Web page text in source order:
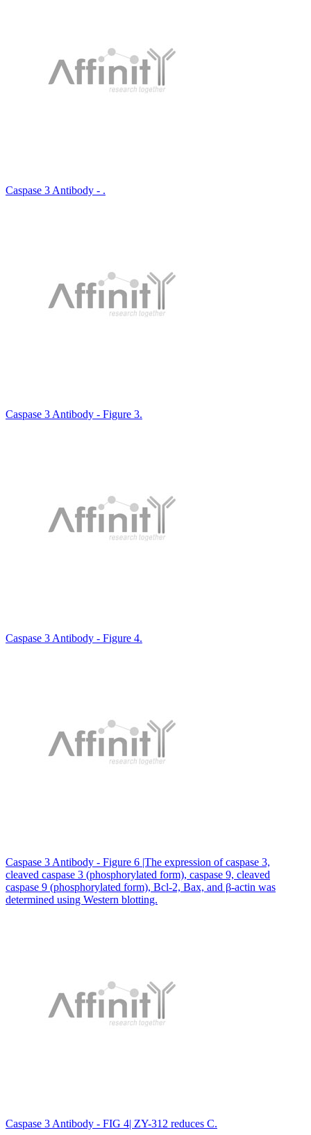
Caspase 3 Antibody - .
Caspase 3 Antibody - Figure 3.
Caspase 3 Antibody - Figure 4.
Caspase 3 Antibody - Figure 6 |The expression of caspase 3,
cleaved caspase 3 (phosphorylated form), caspase 9, cleaved
caspase 9 (phosphorylated form), Bcl-2, Bax, and β-actin was
determined using Western blotting.
Caspase 3 Antibody - FIG 4| ZY-312 reduces C.